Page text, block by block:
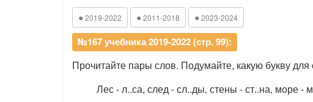
● 2019-2022 ● 2011-2018 ● 2023-2024
№167 учебника 2019-2022 (стр. 99):
Прочитайте пары слов. Подумайте, какую букву для
Лес - л..са, след - сл..ды‚ стены - ст..на‚ море -